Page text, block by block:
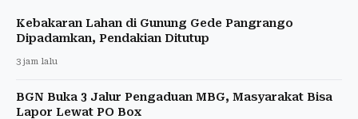
Kebakaran Lahan di Gunung Gede Pangrango
Dipadamkan, Pendakian Ditutup
3 jam lalu
BGN Buka 3 Jalur Pengaduan MBG, Masyarakat Bisa
Lapor Lewat PO Box